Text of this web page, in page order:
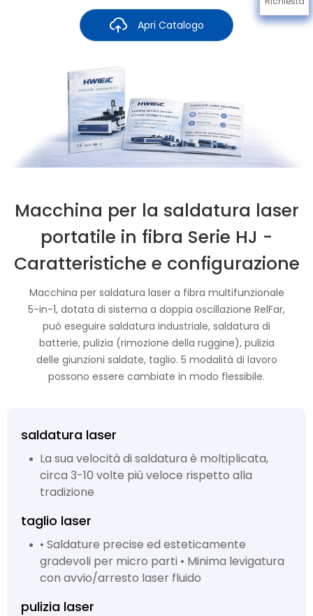
Apri Catalogo
Macchina per la saldatura laser
portatile in fibra Serie HJ -
Caratteristiche e configurazione
Macchina per saldatura laser a fibra multifunzionale
5-in-1, dotata di sistema a doppia oscillazione RelFar,
può eseguire saldatura industriale, saldatura di
batterie, pulizia (rimozione della ruggine), pulizia
delle giunzioni saldate, taglio. 5 modalità di lavoro
possono essere cambiate in modo flessibile.
saldatura laser
La sua velocità di saldatura è moltiplicata,
circa 3-10 volte più veloce rispetto alla
tradizione
taglio laser
• Saldature precise ed esteticamente
gradevoli per micro parti • Minima levigatura
con avvio/arresto laser fluido
pulizia laser